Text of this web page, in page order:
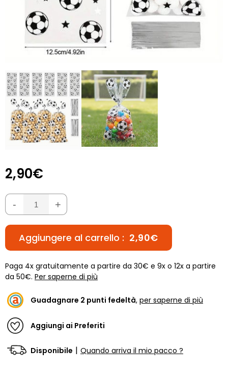
2,90€
- +
Aggiungere al carrello : 2,90€
Paga 4x gratuitamente a partire da 30€ e 9x o 12x a partire
da 50€. Per saperne di più
Guadagnare 2 punti fedeltà, per saperne di più
Aggiungi ai Preferiti
Disponibile | Quando arriva il mio pacco ?